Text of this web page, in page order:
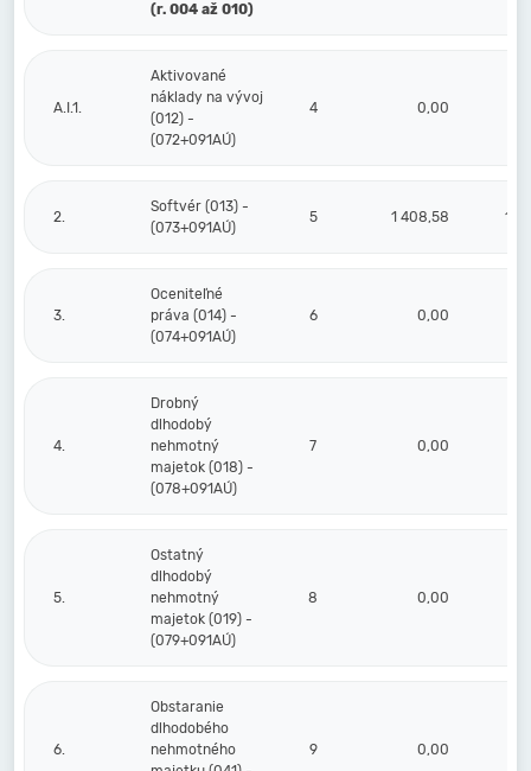
(r. 004 až 010)
A.I.1.
Aktivované
náklady na vývoj
(012) -
(072+091AÚ)
4 0,00
2.
Softvér (013) -
(073+091AÚ)
5 1 408,58 1
3.
Oceniteľné
práva (014) -
(074+091AÚ)
6 0,00
4.
Drobný
dlhodobý
nehmotný
majetok (018) -
(078+091AÚ)
7 0,00
5.
Ostatný
dlhodobý
nehmotný
majetok (019) -
(079+091AÚ)
8 0,00
6.
Obstaranie
dlhodobého
nehmotného
9 0,00